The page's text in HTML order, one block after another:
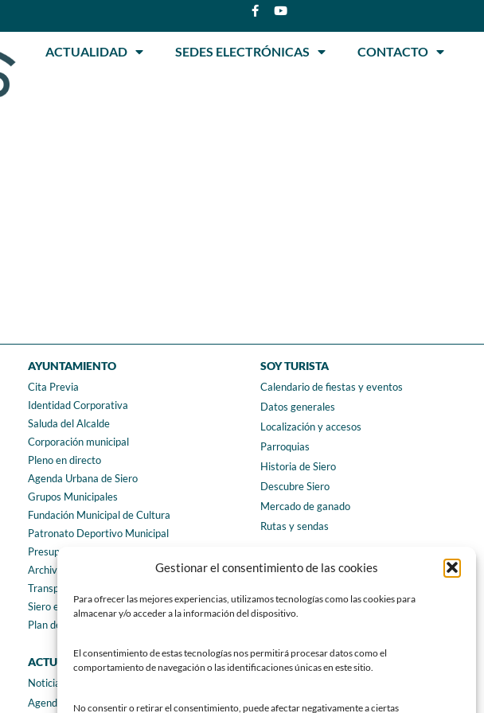
Gestionar el consentimiento de las cookies
Para ofrecer las mejores experiencias, utilizamos tecnologías como las cookies para
almacenar y/o acceder a la información del dispositivo.
El consentimiento de estas tecnologías nos permitirá procesar datos como el
comportamiento de navegación o las identificaciones únicas en este sitio.
No consentir o retirar el consentimiento, puede afectar negativamente a ciertas
ACTUALIDAD SEDES ELECTRÓNICAS CONTACTO
AYUNTAMIENTO
Cita Previa
Identidad Corporativa
Saluda del Alcalde
Corporación municipal
Pleno en directo
Agenda Urbana de Siero
Grupos Municipales
Fundación Municipal de Cultura
Patronato Deportivo Municipal
Presupuestos municipales
Archivo municipal
Transparencia
Siero en Cifras
Plan de igualdad
ACTUALIDAD
Noticias
Agenda
SOY TURISTA
Calendario de fiestas y eventos
Datos generales
Localización y accesos
Parroquias
Historia de Siero
Descubre Siero
Mercado de ganado
Rutas y sendas
CONTACTO
Teléfonos de interés
Formulario de contacto